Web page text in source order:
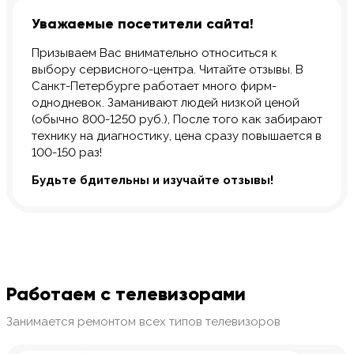
Уважаемые посетители сайта!
Призываем Вас внимательно относиться к
выбору сервисного-центра. Читайте отзывы. В
Санкт-Петербурге работает много фирм-
однодневок. Заманивают людей низкой ценой
(обычно 800-1250 руб.), После того как забирают
технику на диагностику, цена сразу повышается в
100-150 раз!
Будьте бдительны и изучайте отзывы!
Работаем с телевизорами
Занимается ремонтом всех типов телевизоров